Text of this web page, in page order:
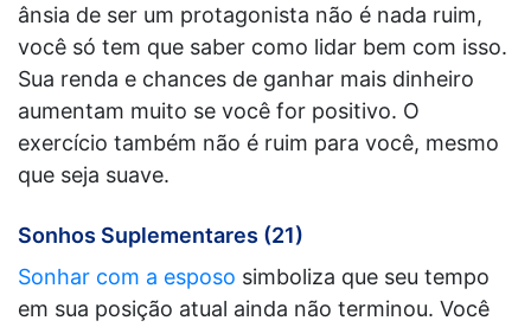
ânsia de ser um protagonista não é nada ruim,
você só tem que saber como lidar bem com isso.
Sua renda e chances de ganhar mais dinheiro
aumentam muito se você for positivo. O
exercício também não é ruim para você, mesmo
que seja suave.
Sonhos Suplementares (21)
Sonhar com a esposo simboliza que seu tempo
em sua posição atual ainda não terminou. Você